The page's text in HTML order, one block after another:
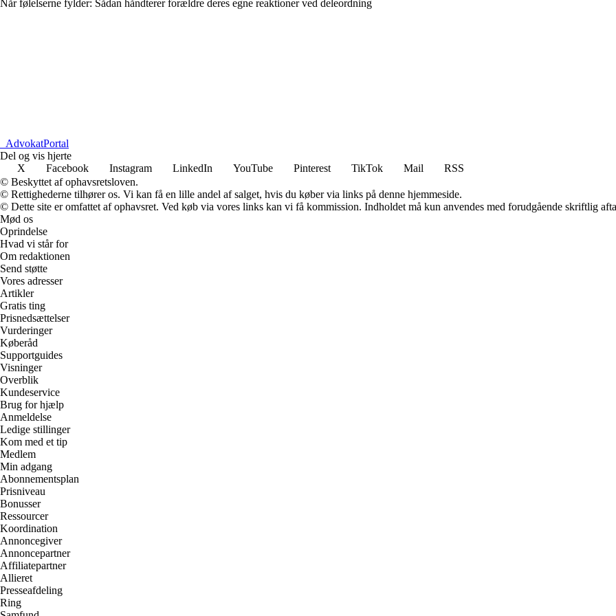
Når følelserne fylder: Sådan håndterer forældre deres egne reaktioner ved deleordning
AdvokatPortal
Del og vis hjerte
X
Facebook Instagram LinkedIn YouTube Pinterest TikTok Mail
RSS
© Beskyttet af ophavsretsloven.
© Rettighederne tilhører os. Vi kan få en lille andel af salget, hvis du køber via links på denne hjemmeside.
© Dette site er omfattet af ophavsret. Ved køb via vores links kan vi få kommission. Indholdet må kun anvendes med forudgående skriftlig
Mød os
Oprindelse
Hvad vi står for
Om redaktionen
Send støtte
Vores adresser
Artikler
Gratis ting
Prisnedsættelser
Vurderinger
Køberåd
Supportguides
Visninger
Overblik
Kundeservice
Brug for hjælp
Anmeldelse
Ledige stillinger
Kom med et tip
Medlem
Min adgang
Abonnementsplan
Prisniveau
Bonusser
Ressourcer
Koordination
Annoncegiver
Annoncepartner
Affiliatepartner
Allieret
Presseafdeling
Ring